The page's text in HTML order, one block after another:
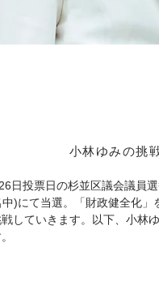
小林ゆみの挑
日投票日の杉並区議会議員
)にて当選。「財政健全化」
していきます。以下、小林